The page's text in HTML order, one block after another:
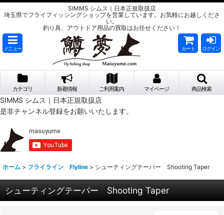
SIMMS シムス｜日本正規取扱店
埼玉県でフライフィッシングショップを営業しています。お気軽にお越しくださ
い。
釣り具、アウトドア用品の買取はお任せください！
メニュー カート ログイン
カテゴリ 新着情報 ご利用案内 マイページ 商品検索
SIMMS シムス｜日本正規取扱店
是非チャンネル登録をお願いいたします。
ホーム > フライライン Flyline > シューティングテーパー Shooting Taper
シューティングテーパー Shooting Taper